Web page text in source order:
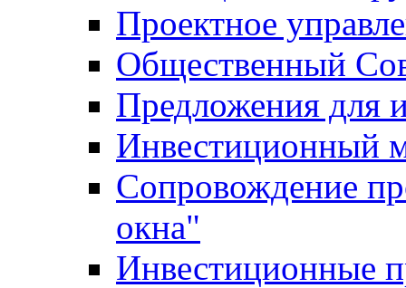
Проектное
Общественный
Предложения для
Инвестиционный
Сопровождение
окна"
Инвестиционные